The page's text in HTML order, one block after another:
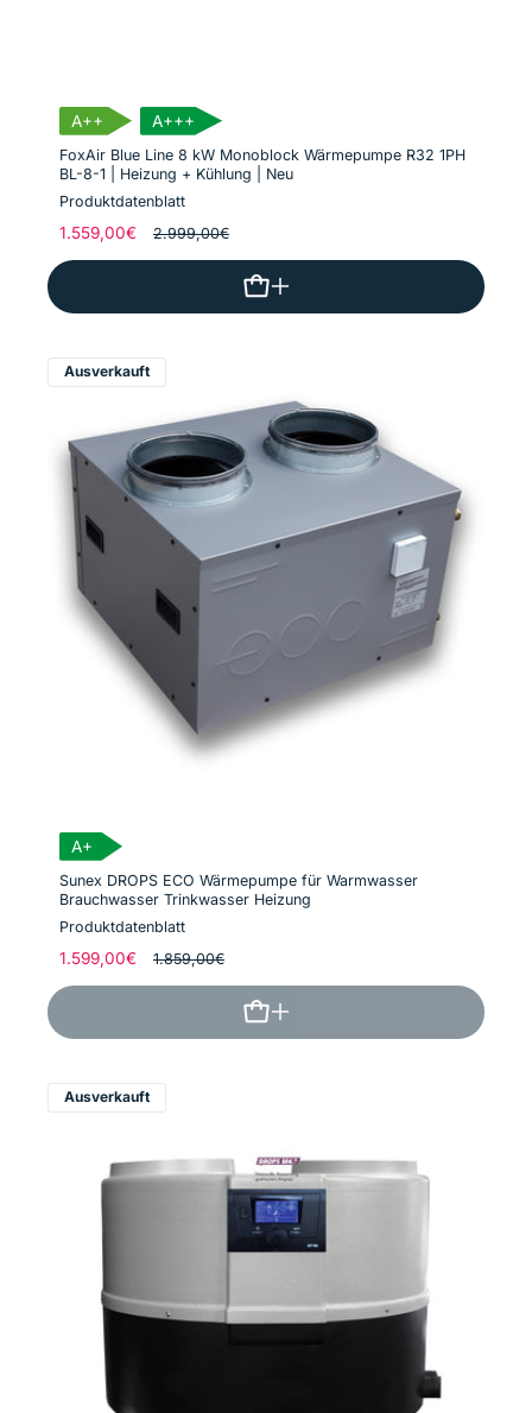
A++ A+++
FoxAir Blue Line 8 kW Monoblock Wärmepumpe R32 1PH
BL-8-1 | Heizung + Kühlung | Neu
Produktdatenblatt
Normaler
1.559,00€ Verkaufspreis
2.999,00€
Ausverkauft
A+
Sunex DROPS ECO Wärmepumpe für Warmwasser
Brauchwasser Trinkwasser Heizung
Produktdatenblatt
Normaler
1.599,00€ Verkaufspreis
1.859,00€
Ausverkauft